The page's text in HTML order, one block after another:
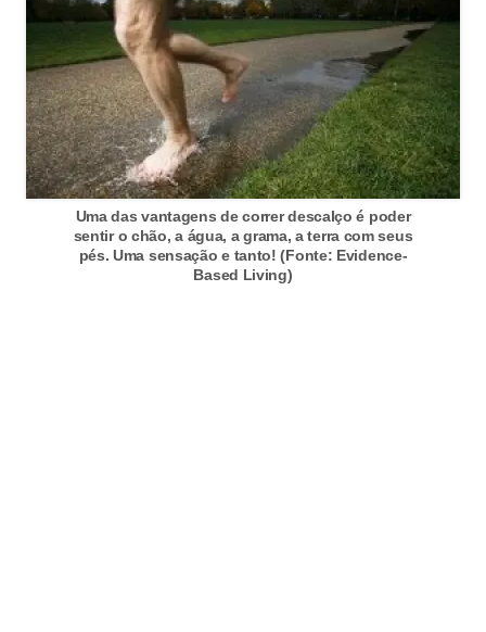
Uma das vantagens de correr descalço é poder
sentir o chão, a água, a grama, a terra com seus
pés. Uma sensação e tanto! (Fonte: Evidence-
Based Living)
s
u
l
i
n
a